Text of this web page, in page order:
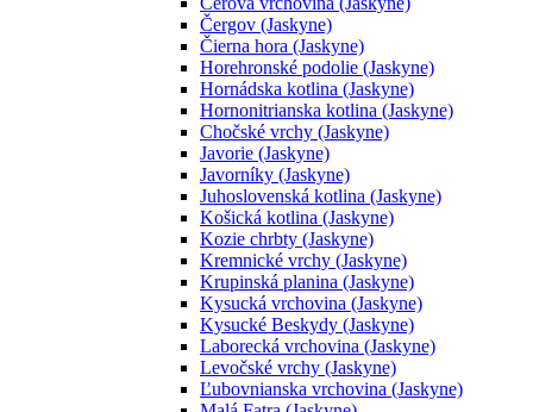
Čergov (Jaskyne)
Čierna hora (Jaskyne)
Horehronské podolie (Jaskyne)
Hornádska kotlina (Jaskyne)
Hornonitrianska kotlina (Jaskyne)
Chočské vrchy (Jaskyne)
Javorie (Jaskyne)
Javorníky (Jaskyne)
Juhoslovenská kotlina (Jaskyne)
Košická kotlina (Jaskyne)
Kozie chrbty (Jaskyne)
Kremnické vrchy (Jaskyne)
Krupinská planina (Jaskyne)
Kysucká vrchovina (Jaskyne)
Kysucké Beskydy (Jaskyne)
Laborecká vrchovina (Jaskyne)
Levočské vrchy (Jaskyne)
Ľubovnianska vrchovina (Jaskyne)